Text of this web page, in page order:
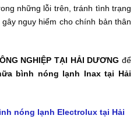
những lỗi trên, tránh tình trạng
nguy hiểm cho chính bản thân
NGHIỆP TẠI HẢI DƯƠNGđể
bình nóng lạnh Inax tại Hải
nóng lạnh Electrolux tại Hải